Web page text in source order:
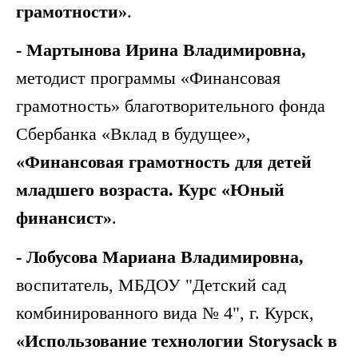
грамотности».
- Мартынова Ирина Владимировна,
методист программы «Финансовая
грамотность» благотворительного фонда
Сбербанка «Вклад в будущее»,
«Финансовая грамотность для детей
младшего возраста. Курс «Юный
финансист».
- Лобусова Мариана Владимировна,
воспитатель, МБДОУ "Детский сад
комбинированного вида № 4", г. Курск,
«Использование технологии Storysack в